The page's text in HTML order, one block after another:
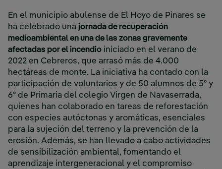
En el municipio abulense de El Hoyo de Pinares se
ha celebrado una jornada de recuperación
medioambiental en una de las zonas gravemente
afectadas por el incendio iniciado en el verano de
2022 en Cebreros, que arrasó más de 4.000
hectáreas de monte. La iniciativa ha contado con la
participación de voluntarios y de 50 alumnos de 5º y
6º de Primaria del colegio Virgen de Navaserrada,
quienes han colaborado en tareas de reforestación
con especies autóctonas y aromáticas, esenciales
para la sujeción del terreno y la prevención de la
erosión. Además, se han llevado a cabo actividades
de sensibilización ambiental, fomentando el
aprendizaje intergeneracional y el compromiso